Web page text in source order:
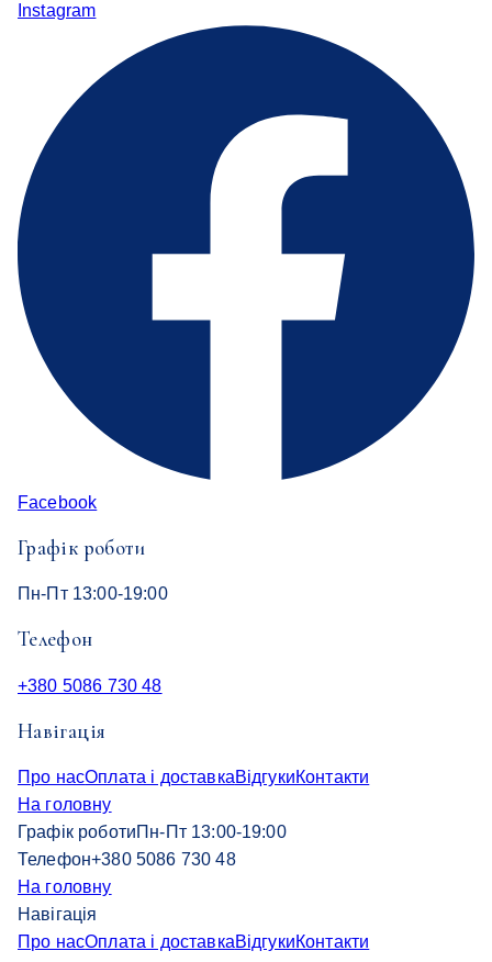
Instagram
Facebook
Графік роботи
Пн-Пт 13:00-19:00
Телефон
+380 5086 730 48
Навігація
Про насОплата і доставкаВідгукиКонтакти
На головну
Графік роботиПн-Пт 13:00-19:00
Телефон+380 5086 730 48
На головну
Навігація
Про насОплата і доставкаВідгукиКонтакти